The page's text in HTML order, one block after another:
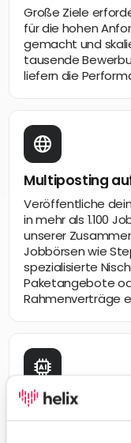
Große Ziele
für die hohen
gemacht und
tausende
liefern die
Multiposting
Veröffentliche
in mehr als 1.100
unserer
Jobbörsen wie
spezialisierte
Paketangebote
Rahmenverträge
Wegweisende